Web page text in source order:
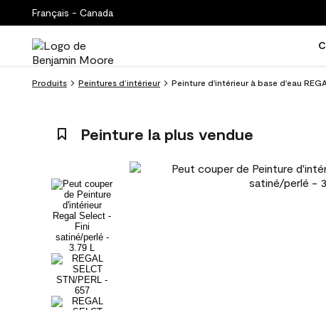
Français - Canada
Produits Peintures d’intérieur Peinture d'intérieur à base d'eau
Peinture la plus vendue